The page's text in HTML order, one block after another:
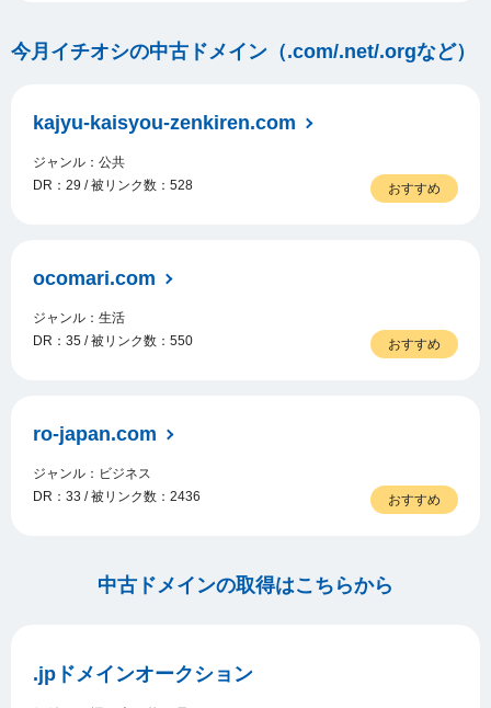
今月イチオシの中古ドメイン（.com/.net/.orgなど）
kajyu-kaisyou-zenkiren.com
ジャンル：公共
DR：29 / 被リンク数：528
おすすめ
ocomari.com
ジャンル：生活
DR：35 / 被リンク数：550
おすすめ
ro-japan.com
ジャンル：ビジネス
DR：33 / 被リンク数：2436
おすすめ
中古ドメインの取得はこちらから
.jpドメインオークション